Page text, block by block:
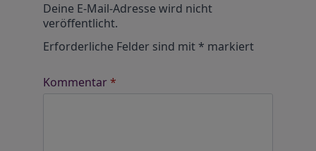
Deine E-Mail-Adresse wird nicht
veröffentlicht.
Erforderliche Felder sind mit* markiert
Kommentar*